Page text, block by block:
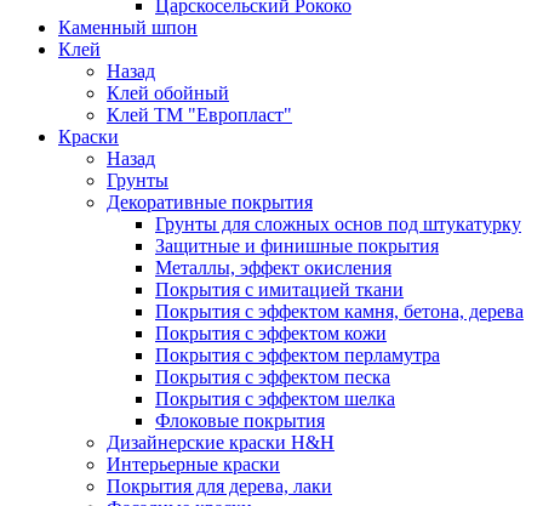
Царскосельский Рококо
Каменный шпон
Клей
Назад
Клей обойный
Клей ТМ "Европласт"
Краски
Назад
Грунты
Декоративные покрытия
Грунты для сложных основ под штукатурку
Защитные и финишные покрытия
Металлы, эффект окисления
Покрытия с имитацией ткани
Покрытия с эффектом камня, бетона, дерева
Покрытия с эффектом кожи
Покрытия с эффектом перламутра
Покрытия с эффектом песка
Покрытия с эффектом шелка
Флоковые покрытия
Дизайнерские краски H&H
Интерьерные краски
Покрытия для дерева, лаки